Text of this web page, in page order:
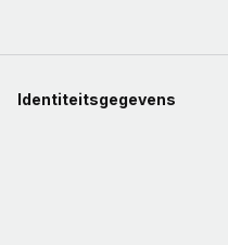
Identiteitsgegevens